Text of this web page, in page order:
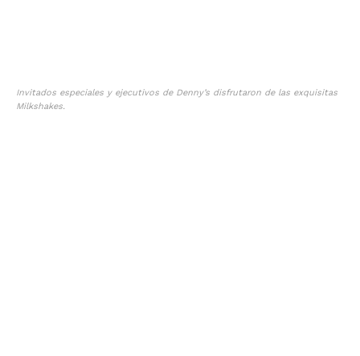
Invitados especiales y ejecutivos de Denny’s disfrutaron de las exquisitas
Milkshakes.